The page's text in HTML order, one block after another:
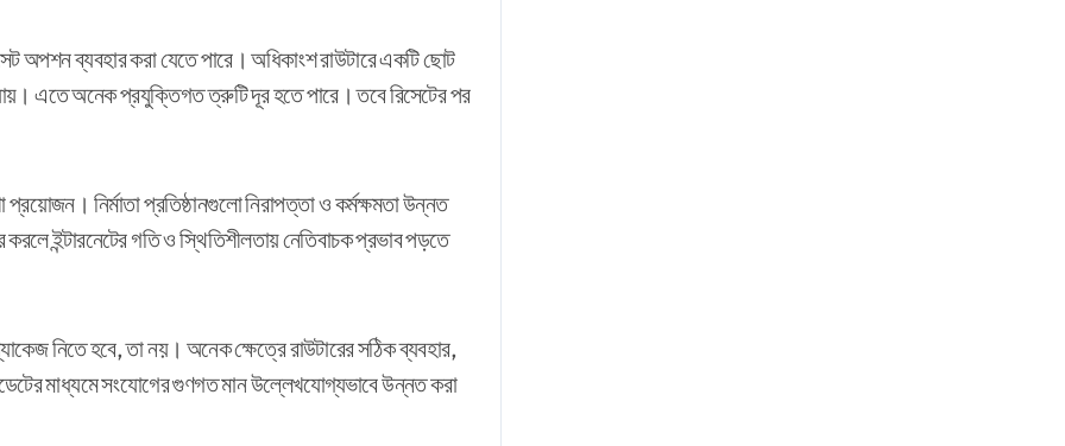
অপশন ব্যবহার করা যেতে পারে। অধিকাংশ রাউটারে একটি ছোট
যায়। এতে অনেক প্রযুক্তিগত ত্রুটি দূর হতে পারে। তবে রিসেটের পর
প্রয়োজন। নির্মাতা প্রতিষ্ঠানগুলো নিরাপত্তা ও কর্মক্ষমতা উন্নত
ইন্টারনেটের গতি ও স্থিতিশীলতায় নেতিবাচক প্রভাব পড়তে
নিতে হবে, তা নয়। অনেক ক্ষেত্রে রাউটারের সঠিক ব্যবহার,
মাধ্যমে সংযোগের গুণগত মান উল্লেখযোগ্যভাবে উন্নত করা